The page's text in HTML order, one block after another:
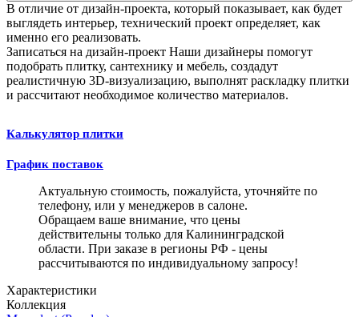
В отличие от дизайн-проекта, который показывает, как будет
выглядеть интерьер, технический проект определяет, как
именно его реализовать.
Записаться на дизайн-проект Наши дизайнеры помогут
подобрать плитку, сантехнику и мебель, создадут
реалистичную 3D-визуализацию, выполнят раскладку плитки
и рассчитают необходимое количество материалов.
Калькулятор плитки
График поставок
Актуальную стоимость, пожалуйста, уточняйте по
телефону, или у менеджеров в салоне.
Обращаем ваше внимание, что цены
действительны только для Калининградской
области. При заказе в регионы РФ - цены
рассчитываются по индивидуальному запросу!
Характеристики
Коллекция